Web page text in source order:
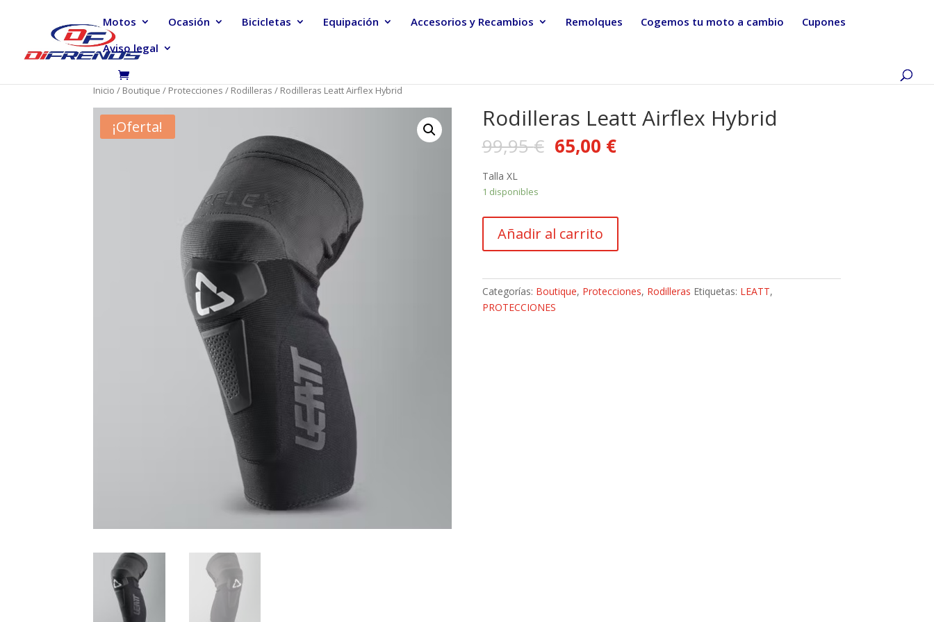
Motos Ocasión Bicicletas Equipación Accesorios y Recambios Remolques Cogemos tu moto a cambio
Cupones
Aviso legal
Inicio / Boutique / Protecciones / Rodilleras / Rodilleras Leatt Airflex Hybrid
¡Oferta! Rodilleras Leatt Airflex Hybrid
99,95€ 65,00 €
Talla XL
1 disponibles
Leatt
cantidad
Añadir al carrito
Categorías: Boutique, Protecciones, Rodilleras Etiquetas: LEATT,
PROTECCIONES